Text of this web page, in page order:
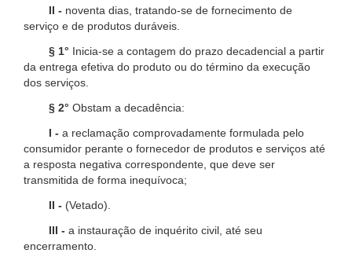
II - noventa dias, tratando-se de fornecimento de
serviço e de produtos duráveis.
§ 1° Inicia-se a contagem do prazo decadencial a partir
da entrega efetiva do produto ou do término da execução
dos serviços.
§ 2° Obstam a decadência:
I - a reclamação comprovadamente formulada pelo
consumidor perante o fornecedor de produtos e serviços até
a resposta negativa correspondente, que deve ser
transmitida de forma inequívoca;
II - (Vetado).
III - a instauração de inquérito civil, até seu
encerramento.